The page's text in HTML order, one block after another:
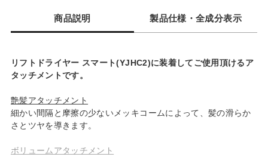
商品説明 製品仕様・全成分表示
リフトドライヤー スマート(YJHC2)に装着してご使用頂けるア
タッチメントです。
艶髪アタッチメント
細かい間隔と摩擦の少ないメッキコームによって、髪の滑らか
さとツヤを導きます。
ボリュームアタッチメント